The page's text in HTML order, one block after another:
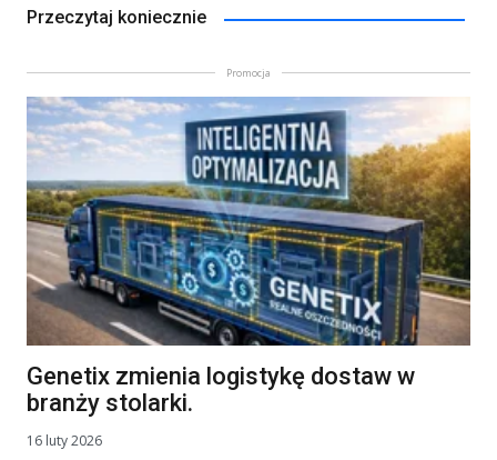
Przeczytaj koniecznie
Promocja
Genetix zmienia logistykę dostaw w
branży stolarki.
16 luty 2026